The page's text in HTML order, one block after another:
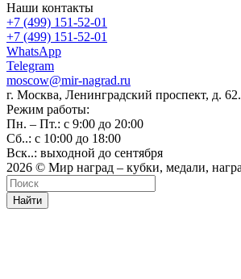
Наши контакты
+7 (499) 151-52-01
+7 (499) 151-52-01
WhatsApp
Telegram
moscow@mir-nagrad.ru
г. Москва, Ленинградский проспект, д. 62.
Режим работы:
Пн. – Пт.: с 9:00 до 20:00
Сб..: с 10:00 до 18:00
Вск..: выходной до сентября
2026 © Мир наград – кубки, медали,
Найти